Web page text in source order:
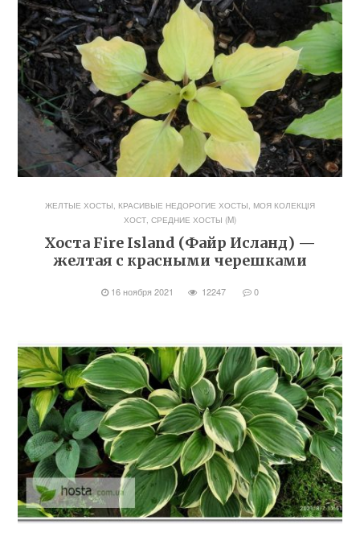
ЖЕЛТЫЕ ХОСТЫ, КРАСИВЫЕ НЕДОРОГИЕ ХОСТЫ, МОЯ КОЛЕКЦІЯ
ХОСТ, СРЕДНИЕ ХОСТЫ (M)
Хоста Fire Island (Файр Исланд) —
желтая с красными черешками
16 ноября 2021 12247 0